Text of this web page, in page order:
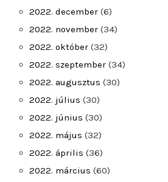
2022. december (6)
2022. november (34)
2022. október (32)
2022. szeptember (34)
2022. augusztus (30)
2022. július (30)
2022. június (30)
2022. május (32)
2022. április (36)
2022. március (60)